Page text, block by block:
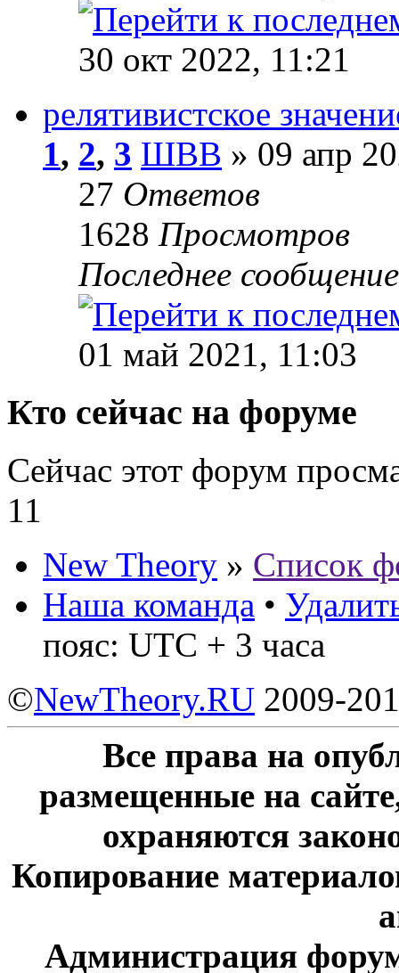
30 окт 2022, 11:21
релятивистское
1, 2, 3 ШВВ » 09 апр
27 Ответов
1628 Просмотров
Последнее
01 май 2021, 11:03
Кто сейчас на форуме
Сейчас этот форум
11
New Theory » Список
Наша команда •
пояс: UTC + 3 часа
©NewTheory.RU 2009-
Все права на
размещенные на
охраняются
Копирование
Администрация